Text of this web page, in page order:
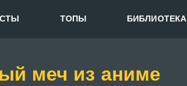
ТОПЫ БИБЛИОТЕКА
меч из аниме